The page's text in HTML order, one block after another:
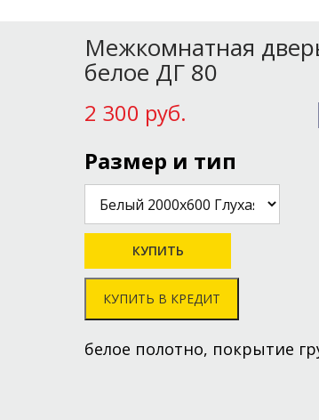
Межкомнатная
белое ДГ 80
2 300 руб.
Размер и тип
КУПИТЬ В КРЕДИТ
белое полотно, покрытие